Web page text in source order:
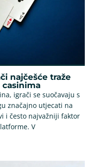
najčešće traže
igrači se suočavaju s
značajno utjecati na
i često najvažniji faktor
V